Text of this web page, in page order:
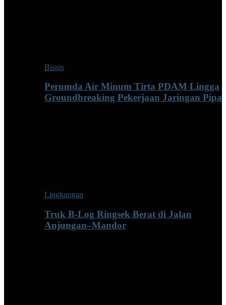
Bisnis
Perumda Air Minum Tirta PDAM Lingga
Groundbreaking Pekerjaan Jaringan Pipa
Lingkungan
Truk B-Log Ringsek Berat di Jalan
Anjungan–Mandor